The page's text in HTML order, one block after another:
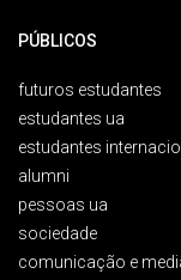
PÚBLICOS
futuros estudantes
estudantes ua
estudantes
alumni
pessoas ua
sociedade
comunicação e